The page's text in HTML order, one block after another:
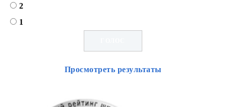
2
1
Просмотреть результаты